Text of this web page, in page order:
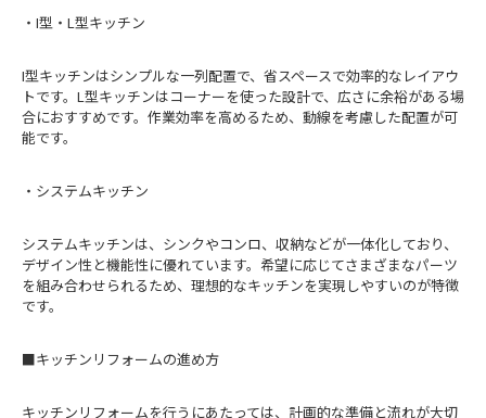
・I型・L型キッチン
I型キッチンはシンプルな一列配置で、省スペースで効率的なレイアウ
トです。L型キッチンはコーナーを使った設計で、広さに余裕がある場
合におすすめです。作業効率を高めるため、動線を考慮した配置が可
能です。
・システムキッチン
システムキッチンは、シンクやコンロ、収納などが一体化しており、
デザイン性と機能性に優れています。希望に応じてさまざまなパーツ
を組み合わせられるため、理想的なキッチンを実現しやすいのが特徴
です。
■キッチンリフォームの進め方
キッチンリフォームを行うにあたっては、計画的な準備と流れが大切